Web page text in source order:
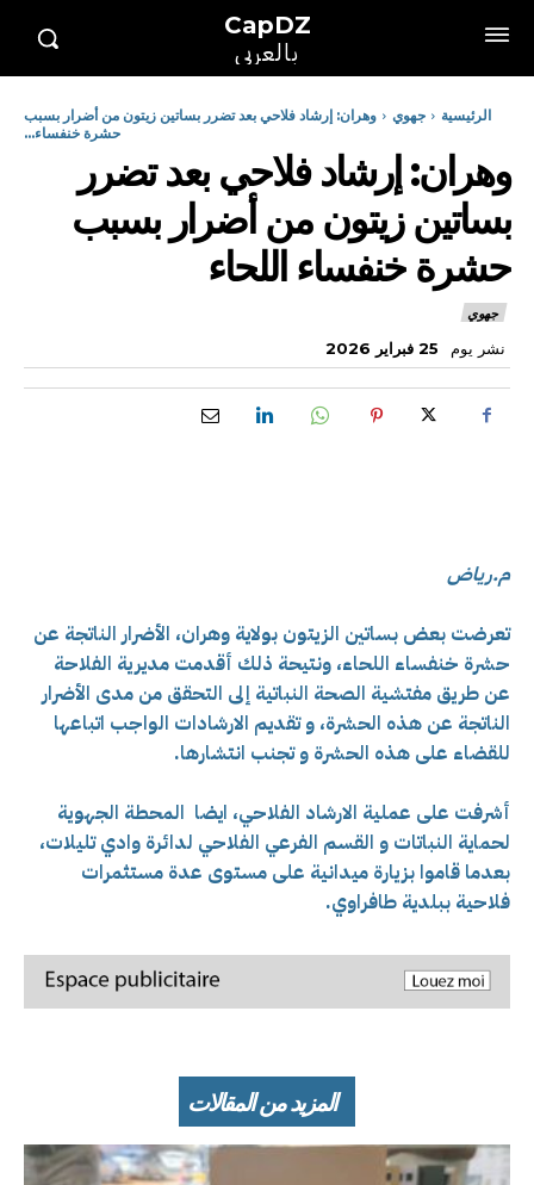
CapDZ
بالعربي
الرئيسية جهوي
وهران: إرشاد فلاحي بعد تضرر بساتين زيتون من أضرار بسبب
حشرة خنفساء...
وهران: إرشاد فلاحي بعد تضرر
بساتين زيتون من أضرار بسبب
حشرة خنفساء اللحاء
جهوي
نشر يوم 25 فبراير 2026
م.رياض
تعرضت بعض بساتين الزيتون بولاية وهران، الأضرار الناتجة عن
حشرة خنفساء اللحاء، ونتيحة ذلك أقدمت مديرية الفلاحة
عن طريق مفتشية الصحة النباتية إلى التحقق من مدى الأضرار
الناتجة عن هذه الحشرة، و تقديم الارشادات الواجب اتباعها
للقضاء على هذه الحشرة و تجنب انتشارها.
أشرفت على عملية الارشاد الفلاحي، ايضا المحطة الجهوية
لحماية النباتات و القسم الفرعي الفلاحي لدائرة وادي تليلات،
بعدما قاموا بزيارة ميدانية على مستوى عدة مستثمرات
فلاحية ببلدية طافراوي.
المزيد من المقالات